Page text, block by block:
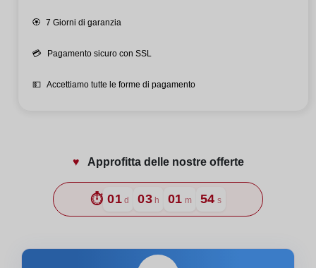
🏵️ 7 Giorni di garanzia
💳 Pagamento sicuro con SSL
💵 Accettiamo tutte le forme di pagamento
♥️ Approfitta delle nostre offerte
⏱️ 01 d 03 h 01 m 53 s